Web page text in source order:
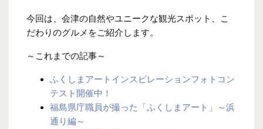
今回は、会津の自然やユニークな観光スポット、こ
だわりのグルメをご紹介します。
～これまでの記事～
ふくしまアートインスピレーションフォトコン
テスト開催中！
福島県庁職員が撮った「ふくしまアート」～浜
通り編～